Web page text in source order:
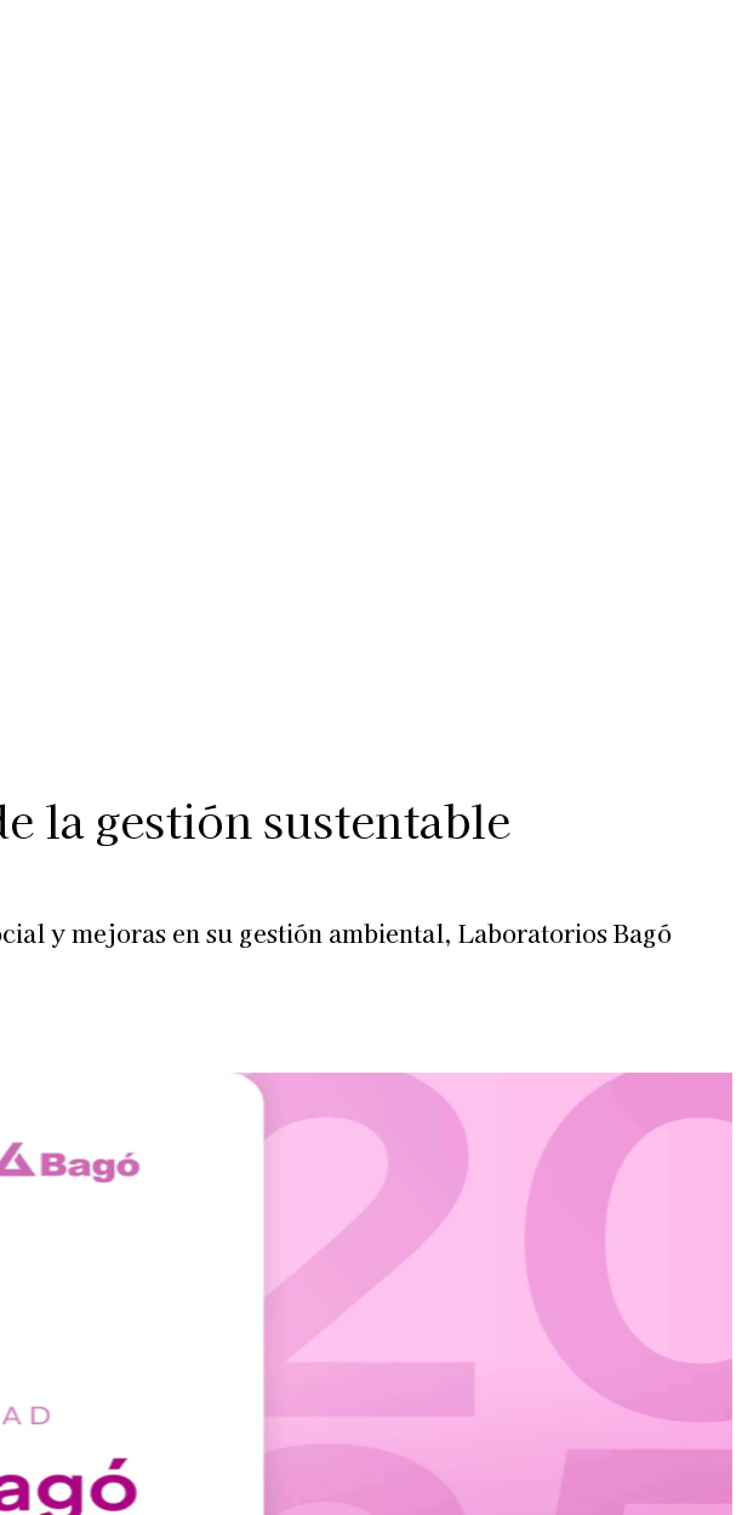
la gestión sustentable
y mejoras en su gestión ambiental, Laboratorios Bagó